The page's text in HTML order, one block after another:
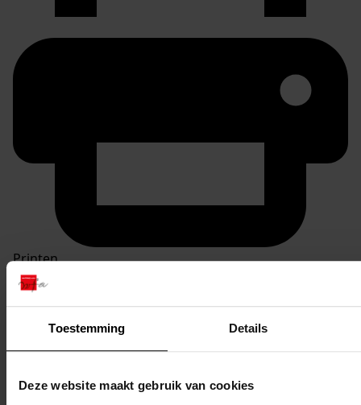
Toestemming Details
Deze website maakt gebruik van cookies
Printen
duurzaam webadres